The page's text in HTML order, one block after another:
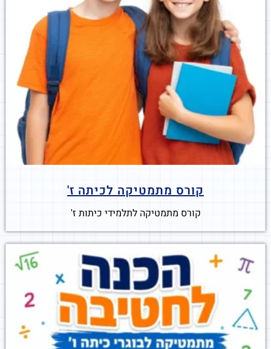
קורס מתמטיקה לכיתה ז'
קורס מתמטיקה לתלמידי כיתות ז'